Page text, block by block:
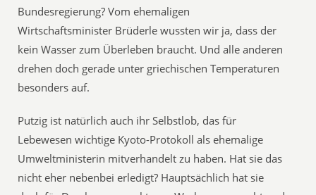
Bundesregierung? Vom ehemaligen
Wirtschaftsminister Brüderle wussten wir ja, dass der
kein Wasser zum Überleben braucht. Und alle anderen
drehen doch gerade unter griechischen Temperaturen
besonders auf.
Putzig ist natürlich auch ihr Selbstlob, das für
Lebewesen wichtige Kyoto-Protokoll als ehemalige
Umweltministerin mitverhandelt zu haben. Hat sie das
nicht eher nebenbei erledigt? Hauptsächlich hat sie